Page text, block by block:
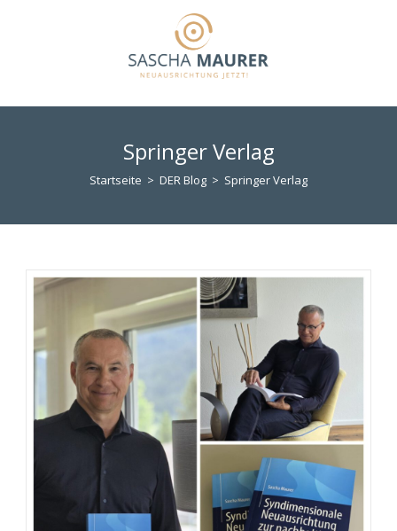
Springer Verlag
Startseite > DER Blog > Springer Verlag